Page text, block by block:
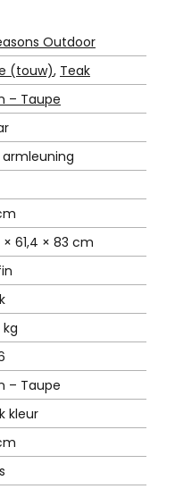
Outdoor
(touw), Teak
– Taupe
× 61,4 × 83 cm
kg
– Taupe
kleur